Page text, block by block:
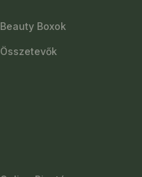
Beauty Boxok
Összetevők